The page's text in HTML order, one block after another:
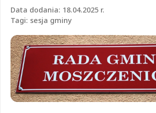
Data dodania: 18.04.2025 r.
Tagi: sesja gminy